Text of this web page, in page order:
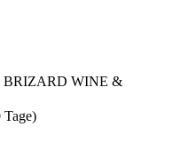
BRIZARD WINE &
Tage)